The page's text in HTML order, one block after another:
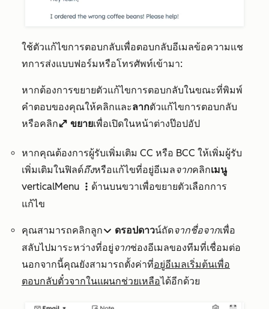
ใช้ตัวแก้ไขการตอบกลับเพื่อตอบกลับอีเมลข้อความแช
ทการส่งแบบฟอร์มหรือโทรศัพท์เข้ามา:
หากต้องการขยายตัวแก้ไขการตอบกลับในขณะที่พิมพ์
คำตอบของคุณให้คลิกและลากตัวแก้ไขการตอบกลับ
หรือคลิกenlarge ขยายเพื่อเปิดในหน้าต่างป๊อปอัป
หากคุณต้องการผู้รับเพิ่มเติม CC หรือ BCC ให้เพิ่มผู้รับ
เพิ่มเติมในฟิลด์ถึงหรือแก้ไขที่อยู่อีเมลจากคลิกเมนู
verticalMenu
verticalMenu ด้านบนขวาเพื่อขยายตัวเลือกการ
แก้ไข
คุณสามารถคลิกลูกdown ดรอปดาวน์ถัดจากชื่อจากเพื่อ
สลับไปมาระหว่างที่อยู่จากช่องอีเมลของทีมที่เชื่อมต่อ
นอกจากนี้คุณยังสามารถตั้งค่าที่อยู่อีเมลเริ่มต้นเพื่อ
ตอบกลับตั๋วจากในแผนกช่วยเหลือได้อีกด้วย